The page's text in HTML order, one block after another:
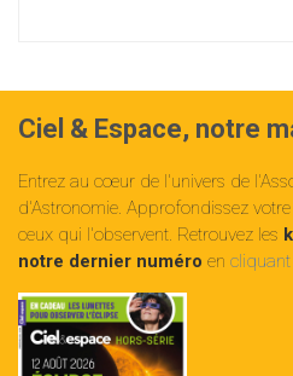
Ciel & Espace, notre
Entrez au cœur de l'univers de
d'Astronomie. Approfondissez
ceux qui l'observent. Retrouvez les
notre dernier numéro en cliquant